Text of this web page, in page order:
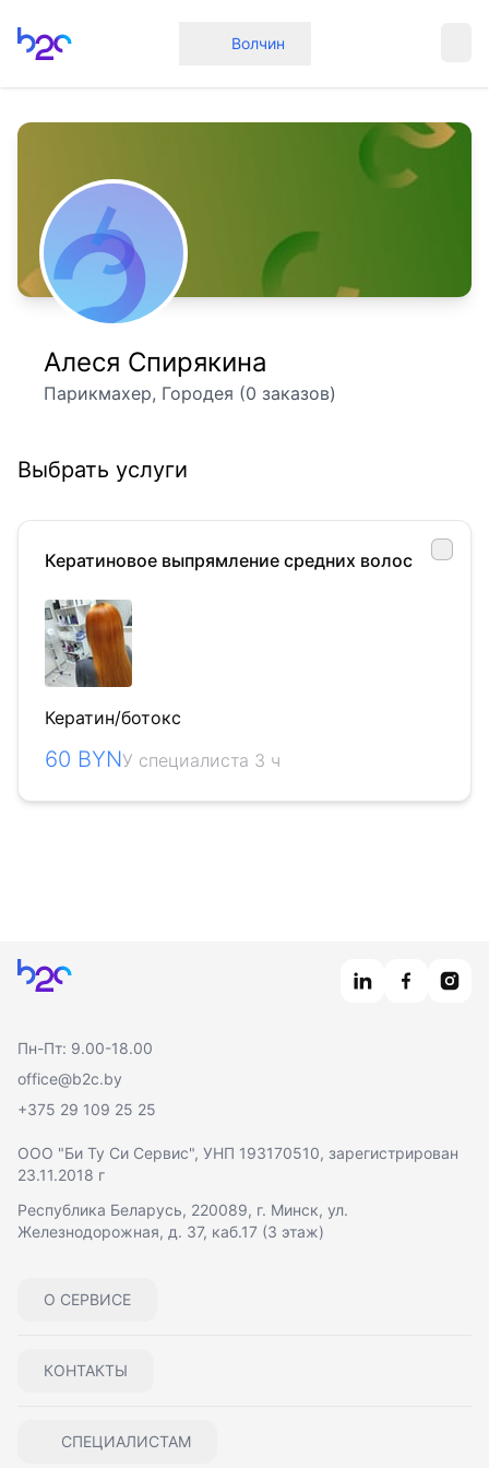
Главная Волчин
Алеся Спирякина
Парикмахер, Городея (0 заказов)
Выбрать услуги
Кератиновое выпрямление средних волос
Кератин/ботокс
60 BYNУ специалиста 3 ч
Главная
Пн-Пт: 9.00-18.00
office@b2c.by
+375 29 109 25 25
О СЕРВИСЕ
КОНТАКТЫ
СПЕЦИАЛИСТАМ
ООО "Би Ту Си Сервис", УНП 193170510, зарегистрирован
23.11.2018 г
Республика Беларусь, 220089, г. Минск, ул.
Железнодорожная, д. 37, каб.17 (3 этаж)